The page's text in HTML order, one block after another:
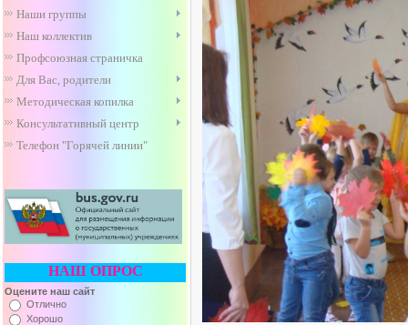
Наши группы
Наш коллектив
Профсоюзная страничка
Для Вас, родители
Методическая копилка
Консультативный центр
Телефон "Горячей линии"
НАШ ОПРОС
Оцените наш сайт
Отлично
Хорошо